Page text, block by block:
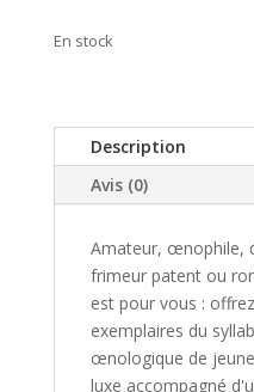
En stock
Description
Avis (0)
Amateur, œnophile,
frimeur patent ou
est pour vous :
exemplaires du
œnologique de
luxe accompagné